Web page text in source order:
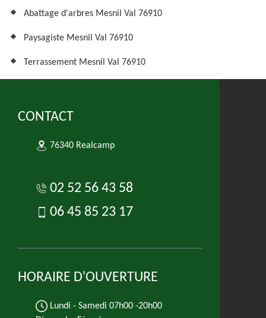
Abattage d'arbres Mesnil Val 76910
Paysagiste Mesnil Val 76910
Terrassement Mesnil Val 76910
CONTACT
76340 Realcamp
02 52 56 43 58
06 45 85 23 17
HORAIRE D'OUVERTURE
Lundi - Samedi 07h00 -20h00